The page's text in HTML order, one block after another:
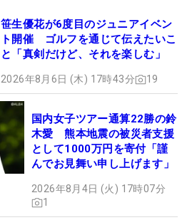
笹生優花が6度目のジュニアイベン
ト開催 ゴルフを通じて伝えたいこ
と「真剣だけど、それを楽しむ」
2026年8月6日 (木) 17時43分 19
国内女子ツアー通算22勝の鈴
木愛 熊本地震の被災者支援
として1000万円を寄付「謹
んでお見舞い申し上げます」
2026年8月4日 (火) 17時07分
1